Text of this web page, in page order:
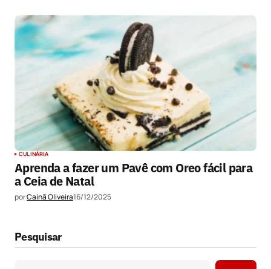
CULINÁRIA
Aprenda a fazer um Pavê com Oreo fácil para
a Ceia de Natal
porCainã Oliveira16/12/2025
Pesquisar